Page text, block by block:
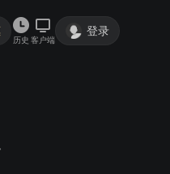
历史 客户端
登录